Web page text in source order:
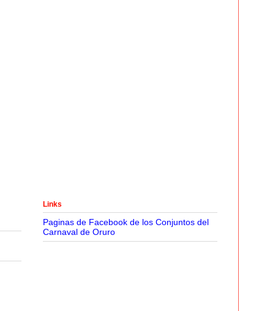
Links
Paginas de Facebook de los Conjuntos del
Carnaval de Oruro